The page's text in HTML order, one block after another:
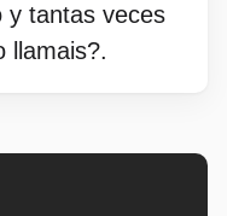
y tantas veces
llamais?.